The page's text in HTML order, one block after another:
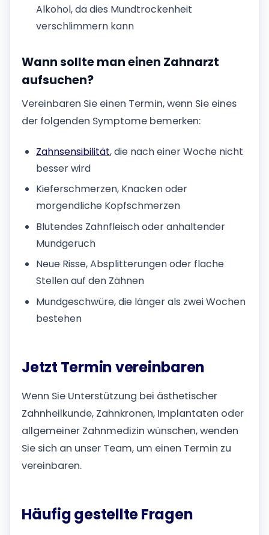
Alkohol, da dies Mundtrockenheit
verschlimmern kann
Wann sollte man einen Zahnarzt
aufsuchen?
Vereinbaren Sie einen Termin, wenn Sie eines
der folgenden Symptome bemerken:
Zahnsensibilität, die nach einer Woche nicht
besser wird
Kieferschmerzen, Knacken oder
morgendliche Kopfschmerzen
Blutendes Zahnfleisch oder anhaltender
Mundgeruch
Neue Risse, Absplitterungen oder flache
Stellen auf den Zähnen
Mundgeschwüre, die länger als zwei Wochen
bestehen
Jetzt Termin vereinbaren
Wenn Sie Unterstützung bei ästhetischer
Zahnheilkunde, Zahnkronen, Implantaten oder
allgemeiner Zahnmedizin wünschen, wenden
Sie sich an unser Team, um einen Termin zu
vereinbaren.
Häufig gestellte Fragen